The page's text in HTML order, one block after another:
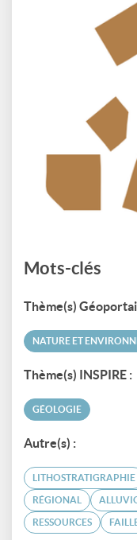
Mots-clés
Thème(s)
NATURE ET
Thème(s) INSPIRE :
GÉOLOGIE
Autre(s) :
LITHOSTRATIGRAPHIE
RÉGIONAL
RESSOURCES